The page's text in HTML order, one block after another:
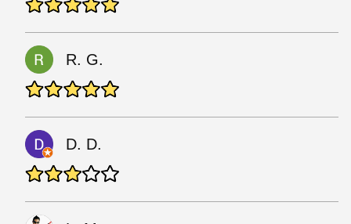
R. G.
D. D.